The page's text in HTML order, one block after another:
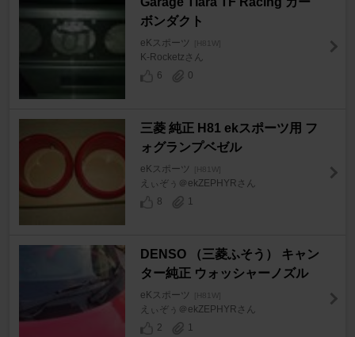
ボンダクト
eKスポーツ [H81W]
K-Rocketzさん
6
0
三菱 純正 H81 ekスポーツ用 フ
ォグランプベゼル
eKスポーツ [H81W]
えぃぞぅ＠ekZEPHYRさん
8
1
DENSO （三菱ふそう） キャン
ター純正 ウォッシャーノズル
eKスポーツ [H81W]
えぃぞぅ＠ekZEPHYRさん
2
1